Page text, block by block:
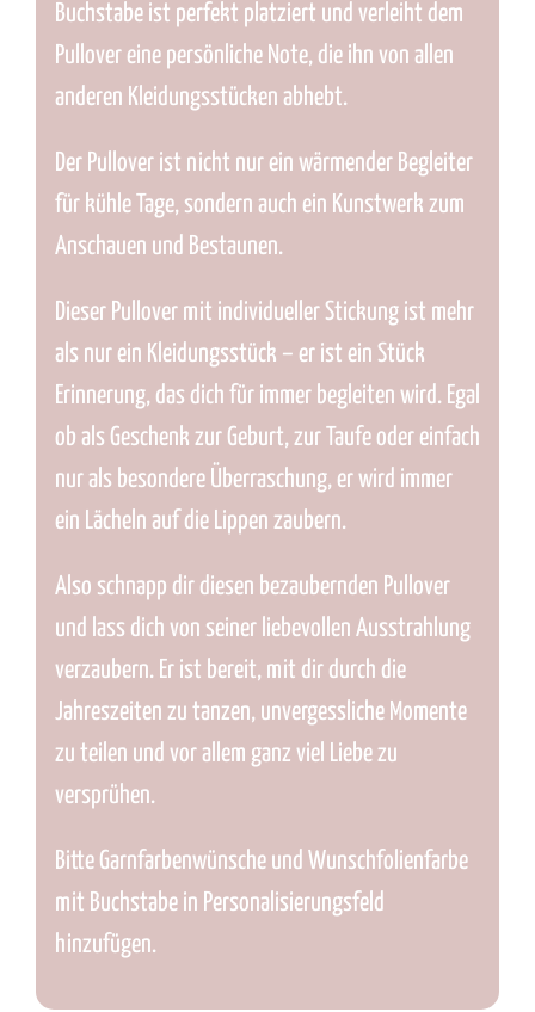
Buchstabe ist perfekt platziert und verleiht dem
Pullover eine persönliche Note, die ihn von allen
anderen Kleidungsstücken abhebt.
Der Pullover ist nicht nur ein wärmender Begleiter
für kühle Tage, sondern auch ein Kunstwerk zum
Anschauen und Bestaunen.
Dieser Pullover mit individueller Stickung ist mehr
als nur ein Kleidungsstück – er ist ein Stück
Erinnerung, das dich für immer begleiten wird. Egal
ob als Geschenk zur Geburt, zur Taufe oder einfach
nur als besondere Überraschung, er wird immer
ein Lächeln auf die Lippen zaubern.
Also schnapp dir diesen bezaubernden Pullover
und lass dich von seiner liebevollen Ausstrahlung
verzaubern. Er ist bereit, mit dir durch die
Jahreszeiten zu tanzen, unvergessliche Momente
zu teilen und vor allem ganz viel Liebe zu
versprühen.
Bitte Garnfarbenwünsche und Wunschfolienfarbe
mit Buchstabe in Personalisierungsfeld
hinzufügen.